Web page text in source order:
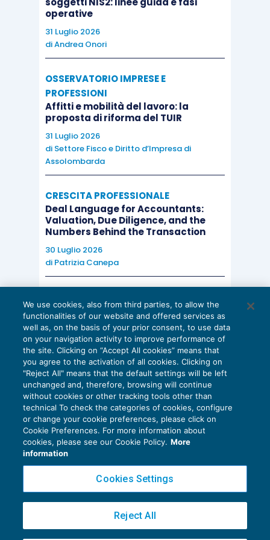
esclude dalla tassazione fra i redditi
diversi le plusvalenze derivanti dalla
cessione di partecipazioni in associazioni
Dall’applicazione del combinato disposto della
normativa, prassi e giurisprudenza sopra
elencata, pare si possa far derivare che il
imponibile relativo all’indennità di recesso
pagato per l’acquisto della stessa o quanto
inizialmente conferito dal professionista
Qualora lo studio associato, alla data della
comunicazione del recesso, sia
di 5 anni, il professionista uscente può
beneficiare dellatassazione separata.
Restano tuttavia delle possibili perplessità sulla
qualificazione dei redditiderivanti dall’indennità
di recesso, poiché non essendo contemplata
nell’articolo 6 Tuirla categoria dei redditi di
partecipazione, si dovrebbe ritenere che
l’ indennità di recessomantenga la natura di
reddito di lavoro autonomo.In relazione a questi
ultimi temi, dunque, sarebbe opportuno un
chiarimento da parte dell’amministrazione
La parte seconda (i criteri di valutazione della
operative
31 Luglio 2026
diAndrea Onori
OSSERVATORIO IMPRESE E
PROFESSIONI
Affitti e mobilità del lavoro: la
proposta di riforma del TUIR
31 Luglio 2026
di Settore Fisco e Diritto d’Impresa di
Assolombarda
CRESCITA PROFESSIONALE
Deal Language for Accountants:
Valuation, Due Diligence, and the
Numbers Behind the Transaction
30 Luglio 2026
di Patrizia Canepa
EU AI Act e studi professionali: le
scadenze concrete
27 Luglio 2026
di Diego BarberieStefano Dovier
Privacy Policy
Cookie Policy
Copyright 2016 ©Gruppo Euroconference S.p.A.v2.32.4
Piazza Luigi Einaudi, 10N01 - 20124 Milano - info@ecnews.it
We use cookies, also from third parties, to allow the
functionalities of our website and offered services as
well as, on the basis of your prior consent, to use data
on your navigation activity to improve performance of
the site. Clicking on “Accept All cookies” means that
you agree to the activation of all cookies. Clicking on
"Reject All" means that the default settings will be left
unchanged and, therefore, browsing will continue
without cookies or other tracking tools other than
technical To check the categories of cookies, configure
or change your cookie preferences, please click on
Cookie Preferences. For more information about
cookies, please see our Cookie Policy. More
information
Cookies Settings
Reject All